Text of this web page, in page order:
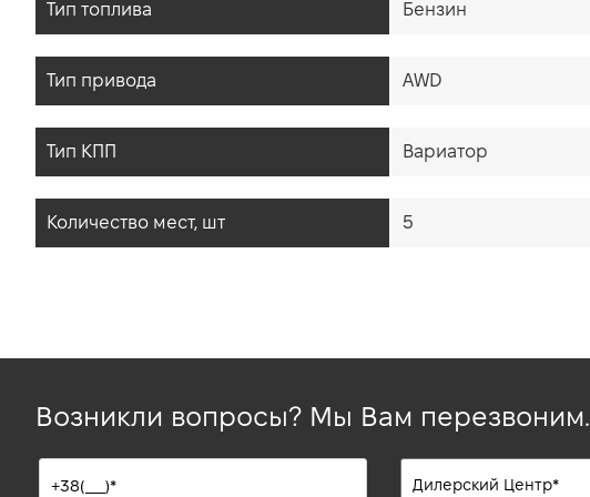
Тип топлива Бензин
Тип привода AWD
Тип КПП Вариатор
Количество мест, шт 5
Возникли вопросы? Мы Вам перезвоним.